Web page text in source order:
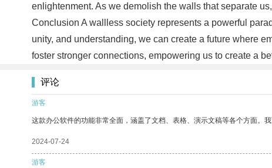
enlightenment. As we demolish the walls that separate
Conclusion A wallless society represents a powerful
unity, and understanding, we can create a future where
foster stronger connections, empowering us to create a
评论
游客
这款办公软件的功能非常全面，涵盖了文档、表格、演示文稿等各个方面。
2024-07-24
游客